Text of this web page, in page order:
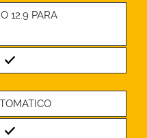
12.9 PARA
Standard
Standard